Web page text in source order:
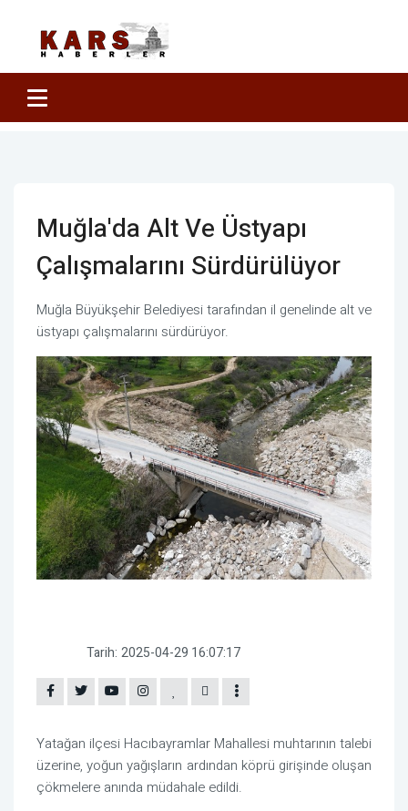
Muğla'da Alt Ve Üstyapı
Çalışmalarını Sürdürülüyor
Muğla Büyükşehir Belediyesi tarafından il genelinde alt ve
üstyapı çalışmalarını sürdürüyor.
Tarih: 2025-04-29 16:07:17
Yatağan ilçesi Hacıbayramlar Mahallesi muhtarının talebi
üzerine, yoğun yağışların ardından köprü girişinde oluşan
çökmelere anında müdahale edildi.